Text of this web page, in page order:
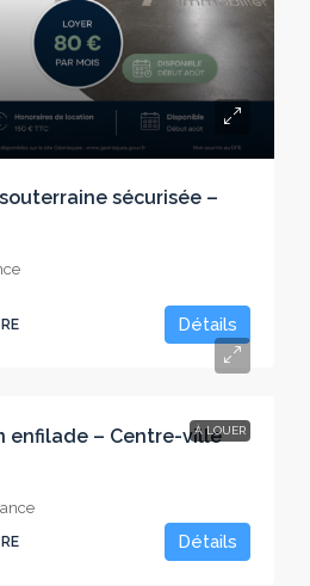
sécurisée –
Détails
À LOUER
enfilade – Centre-ville
Détails